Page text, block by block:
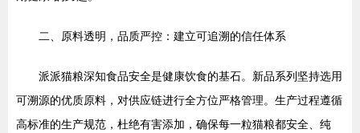
二、原料透明，品质严控：建立可追溯的信任体系
派派猫粮深知食品安全是健康饮食的基石。新品系列坚持选用
可溯源的优质原料，对供应链进行全方位严格管理。生产过程遵循
高标准的生产规范，杜绝有害添加，确保每一粒猫粮都安全、纯